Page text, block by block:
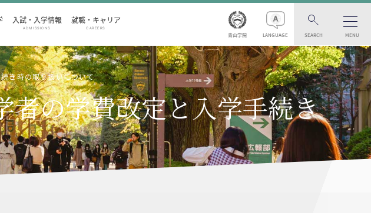
入試・入学情報
ADMISSIONS
就職・キャリア
CAREERS
青山学院 LANGUAGE SEARCH MENU
き時の取り扱いについて
者の学費改定と入学手続き